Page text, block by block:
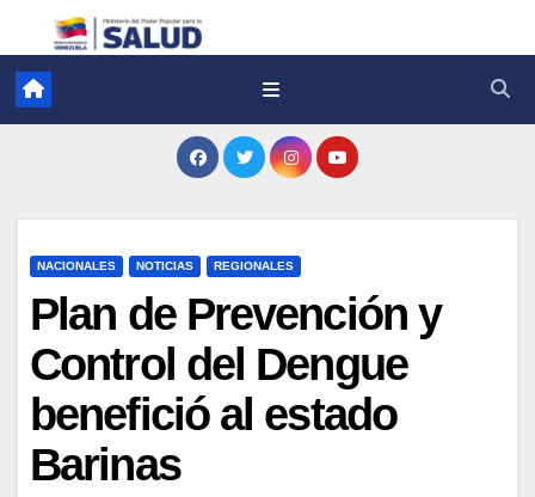
NACIONALES NOTICIAS REGIONALES
Plan de Prevención y
Control del Dengue
benefició al estado
Barinas